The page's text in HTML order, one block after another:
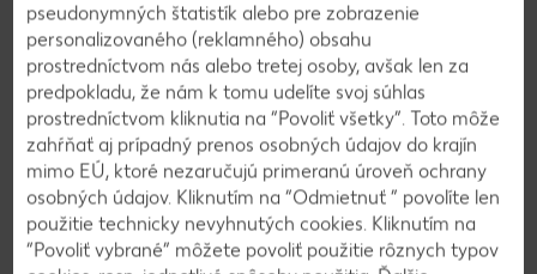
K-free bez gluténu
Objavte výrobky K-free bez
obsahu gluténu
Bezgluténové stravovanie? Žiaden problém
s našou novou značkou K-free plnou skvelých
pseudonymných štatistík alebo pre zobrazenie
personalizovaného (reklamného) obsahu
prostredníctvom nás alebo tretej osoby, avšak len za
predpokladu, že nám k tomu udelíte svoj súhlas
prostredníctvom kliknutia na “Povoliť všetky”. Toto môže
zahŕňať aj prípadný prenos osobných údajov do krajín
mimo EÚ, ktoré nezaručujú primeranú úroveň ochrany
osobných údajov. Kliknutím na “Odmietnuť ” povolíte len
použitie technicky nevyhnutých cookies. Kliknutím na
“Povoliť vybrané” môžete povoliť použitie rôznych typov